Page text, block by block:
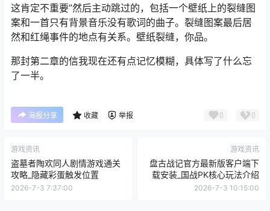
这肯定不重要”然后主动跳过的，包括一个壁纸上的裂缝图
案和一首只有背景音乐没有歌词的曲子。裂缝图案最后居
然和红绳事件的地点有关系。壁纸裂缝，你品。
那封第二章的信我现在还有点记忆模糊，具体写了什么忘
了一半。
海报分享 收藏 举报 0 0
游戏资讯
盗墓者陶欢同人剧情游戏通关
攻略_隐藏彩蛋触发位置
2026-7-3 7:37:00
游戏资讯
盘古战记官方最新版客户端下
载安装_国战PK核心玩法介绍
2026-7-3 10:15:00